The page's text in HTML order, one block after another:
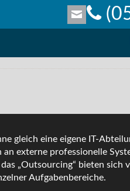
email
gleich eine eigene IT-
externe professionelle
„Outsourcing“ bieten sich
Aufgabenbereiche.